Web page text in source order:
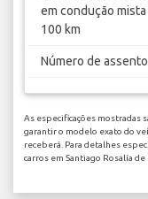
em condução
100 km
Número de
As especificações mostradas
garantir o modelo exato do
receberá. Para detalhes
carros em Santiago Rosalía